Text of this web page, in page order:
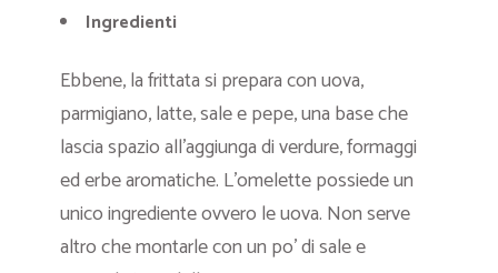
Ingredienti
Ebbene, la frittata si prepara con uova,
parmigiano, latte, sale e pepe, una base che
lascia spazio all’aggiunga di verdure, formaggi
ed erbe aromatiche. L’omelette possiede un
unico ingrediente ovvero le uova. Non serve
altro che montarle con un po’ di sale e